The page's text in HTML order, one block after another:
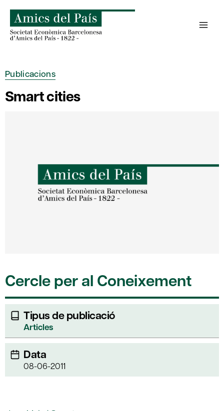
content
Publicacions
Smart cities
Cercle per al Coneixement
Tipus de publicació
Articles
Data
08-06-2011